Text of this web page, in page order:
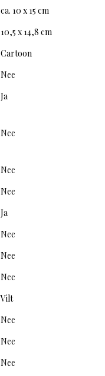
ca. 10 x 15 cm
10,5 x 14,8 cm
Cartoon
Nee
Ja
Nee
Nee
Nee
Ja
Nee
Nee
Nee
Vilt
Nee
Nee
Nee